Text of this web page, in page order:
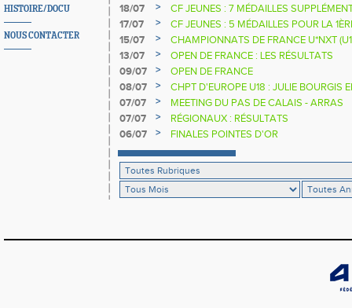
HISTOIRE/DOCU
NOUS CONTACTER
18/07
>
CF JEUNES : 7 MÉDAILLES
17/07
>
CF JEUNES : 5 MÉDAILLES POUR LA
15/07
>
CHAMPIONNATS DE FRANCE U*NXT
13/07
>
OPEN DE FRANCE : LES RÉSULTATS
09/07
>
OPEN DE FRANCE
08/07
>
CHPT D'EUROPE U18 : JULIE BOURGIS
07/07
>
MEETING DU PAS DE CALAIS - ARRAS
07/07
>
RÉGIONAUX : RÉSULTATS
06/07
> FINALES POINTES D'OR